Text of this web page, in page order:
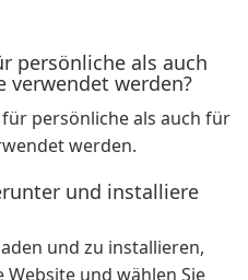
persönliche als auch
verwendet werden?
für persönliche als auch für
werden.
und installiere
und zu installieren,
Website und wählen Sie